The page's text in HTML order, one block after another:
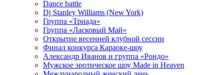
Dance battle
Dj Stanley Williams (New York)
Группа «Триада»
Группа «Ласковый Май»
Открытие весенней клубной сессии
Финал конкурса Караоке-шоу
Александр Иванов и группа «Рондо»
Мужское эротическое шоу Made in Heaven